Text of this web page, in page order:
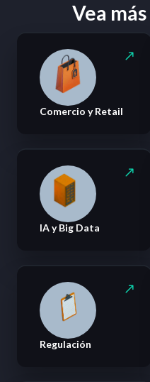
Vea más
Comercio y Retail
IA y Big Data
Regulación